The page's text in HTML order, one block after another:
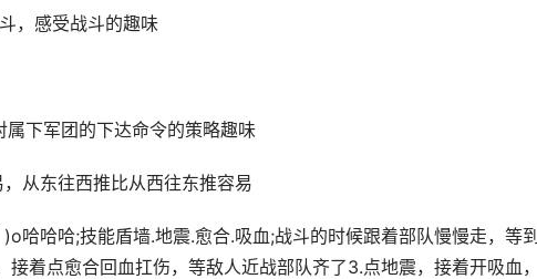
，感受战斗的趣味
下军团的下达命令的策略趣味
从东往西推比从西往东推容易
哈哈哈;技能盾墙.地震.愈合.吸血;战斗的时候跟着部队慢慢走，等到
着点愈合回血扛伤，等敌人近战部队齐了3.点地震，接着开吸血，